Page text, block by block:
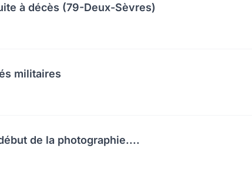
à décès (79-Deux-Sèvres)
militaires
de la photographie....